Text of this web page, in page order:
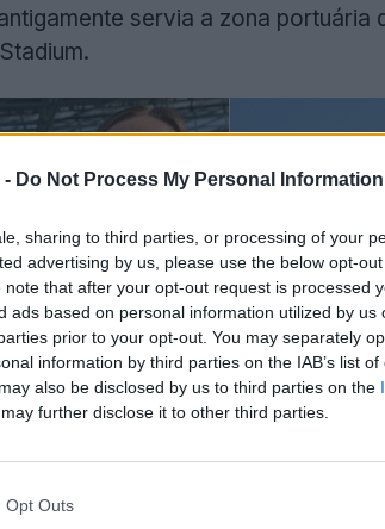
- Do Not Process My Personal Information
sharing to third parties, or processing of your
advertising by us, please use the below opt-
that after your opt-out request is processed
ads based on personal information utilized by us
prior to your opt-out. You may separately
information by third parties on the IAB’s list of
also be disclosed by us to third parties on the
further disclose it to other third parties.
Opt Outs
servia a zona